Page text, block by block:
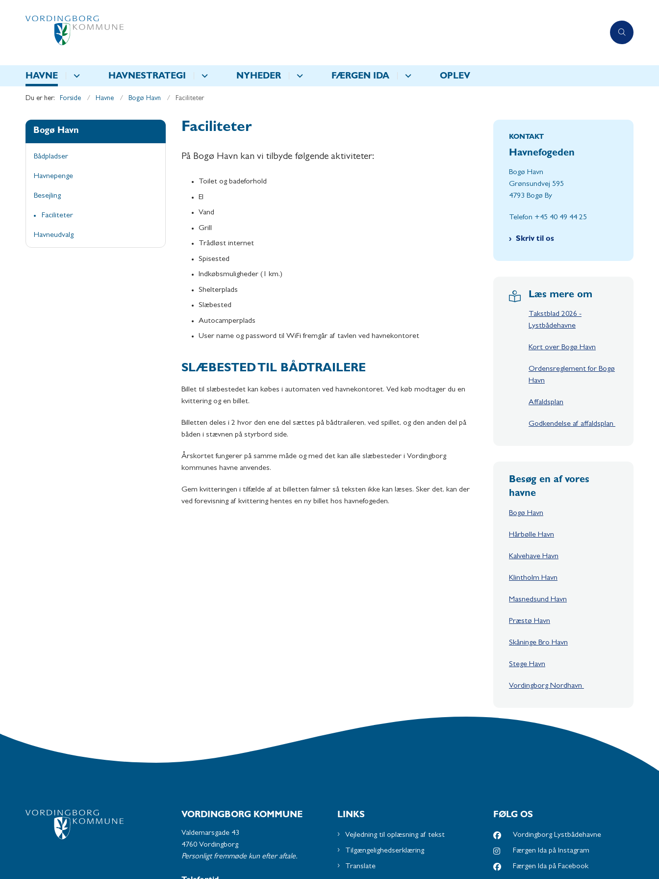
HAVNE HAVNESTRATEGI NYHEDER FÆRGEN IDA OPLEV
Du er her: Forside Havne Bogø Havn Faciliteter
Bogø Havn
Bådpladser
Havnepenge
Besejling
Faciliteter
Havneudvalg
Faciliteter
På Bogø Havn kan vi tilbyde følgende aktiviteter:
Toilet og badeforhold
El
Vand
Grill
Trådløst internet
Spisested
Indkøbsmuligheder (1 km.)
Shelterplads
Slæbested
Autocamperplads
User name og password til WiFi fremgår af tavlen ved havnekontoret
SLÆBESTED TIL BÅDTRAILERE
Billet til slæbestedet kan købes i automaten ved havnekontoret. Ved køb modtager du en
kvittering og en billet.
Billetten deles i 2 hvor den ene del sættes på bådtraileren, ved spillet, og den anden del på
båden i stævnen på styrbord side.
Årskortet fungerer på samme måde og med det kan alle slæbesteder i Vordingborg
kommunes havne anvendes.
Gem kvitteringen i tilfælde af at billetten falmer så teksten ikke kan læses. Sker det, kan der
ved forevisning af kvittering hentes en ny billet hos havnefogeden.
KONTAKT
Havnefogeden
Bogø Havn
Grønsundvej 595
4793 Bogø By
Telefon +45 40 49 44 25
Skriv til os
Læs mere om
Takstblad 2026 -
Lystbådehavne
Kort over Bogø Havn
Ordensreglement for Bogø
Havn
Affaldsplan
Godkendelse af affaldsplan
Besøg en af vores
havne
Bogø Havn
Hårbølle Havn
Kalvehave Havn
Klintholm Havn
Masnedsund Havn
Præstø Havn
Skåninge Bro Havn
Stege Havn
Vordingborg Nordhavn
VORDINGBORG KOMMUNE
Valdemarsgade 43
4760 Vordingborg
Personligt fremmøde kun efter aftale.
LINKS
Vejledning til oplæsning af tekst
Tilgængelighedserklæring
Translate
FØLG OS
Vordingborg Lystbådehavne
Færgen Ida på Instagram
Færgen Ida på Facebook